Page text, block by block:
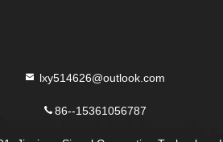
lxy514626@outlook.com
86--15361056787